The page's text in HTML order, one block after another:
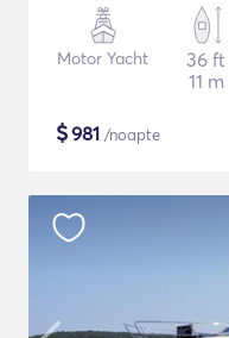
Motor Yacht
36 ft
11 m
$981 /noapte